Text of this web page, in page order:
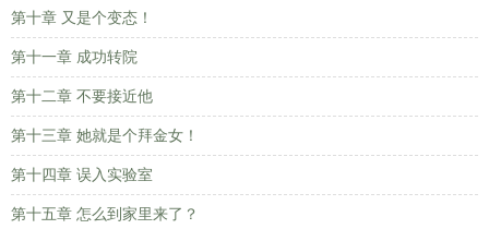
第十章 又是个变态！
第十一章 成功转院
第十二章 不要接近他
第十三章 她就是个拜金女！
第十四章 误入实验室
第十五章 怎么到家里来了？